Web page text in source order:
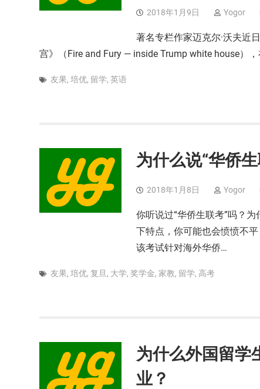
2018年1月9日 Yogor
著名专栏作家迈克尔·沃夫近
宫》（Fire and Fury — inside Trump white house）
友果, 培优, 留学, 英语
为什么说“华侨
2018年1月8日 Yogor
你听说过“华侨生联考”吗？
下特点，你可能也会愤愤不
该考试针对海外华侨…
友果, 培优, 复旦 , 大学, 奖学金, 家教, 留学, 高考
为什么外国留学
业？